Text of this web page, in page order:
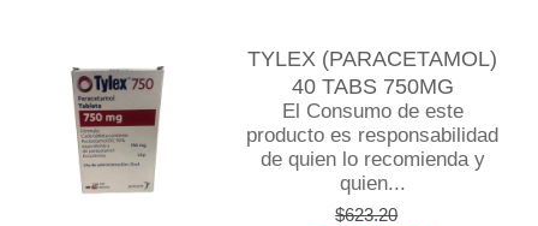
TYLEX (PARACETAMOL)
40 TABS 750MG
El Consumo de este
producto es responsabilidad
de quien lo recomienda y
quien...
$623.20